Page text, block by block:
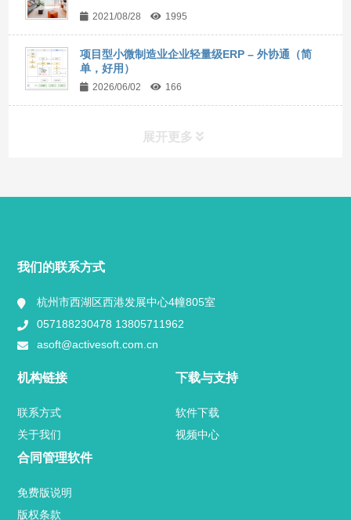
2021/08/28 1995
项目型小微制造业企业轻量级ERP – 外协通（简
单，好用）
2026/06/02 166
展开更多
用户案例
业内新闻
官方博客
关于我们
联系方式
我们的联系方式
杭州市西湖区西港发展中心4幢805室
057188230478 13805711962
asoft@activesoft.com.cn
机构链接
联系方式
关于我们
下载与支持
软件下载
视频中心
合同管理软件
免费版说明
版权条款